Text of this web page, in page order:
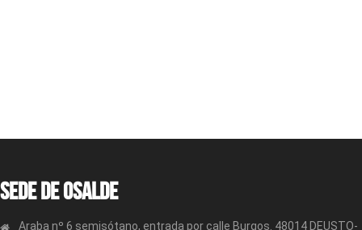
Sede de OSALDE
Araba nº 6 semisótano, entrada por calle Burgos. 48014 DEUSTO-